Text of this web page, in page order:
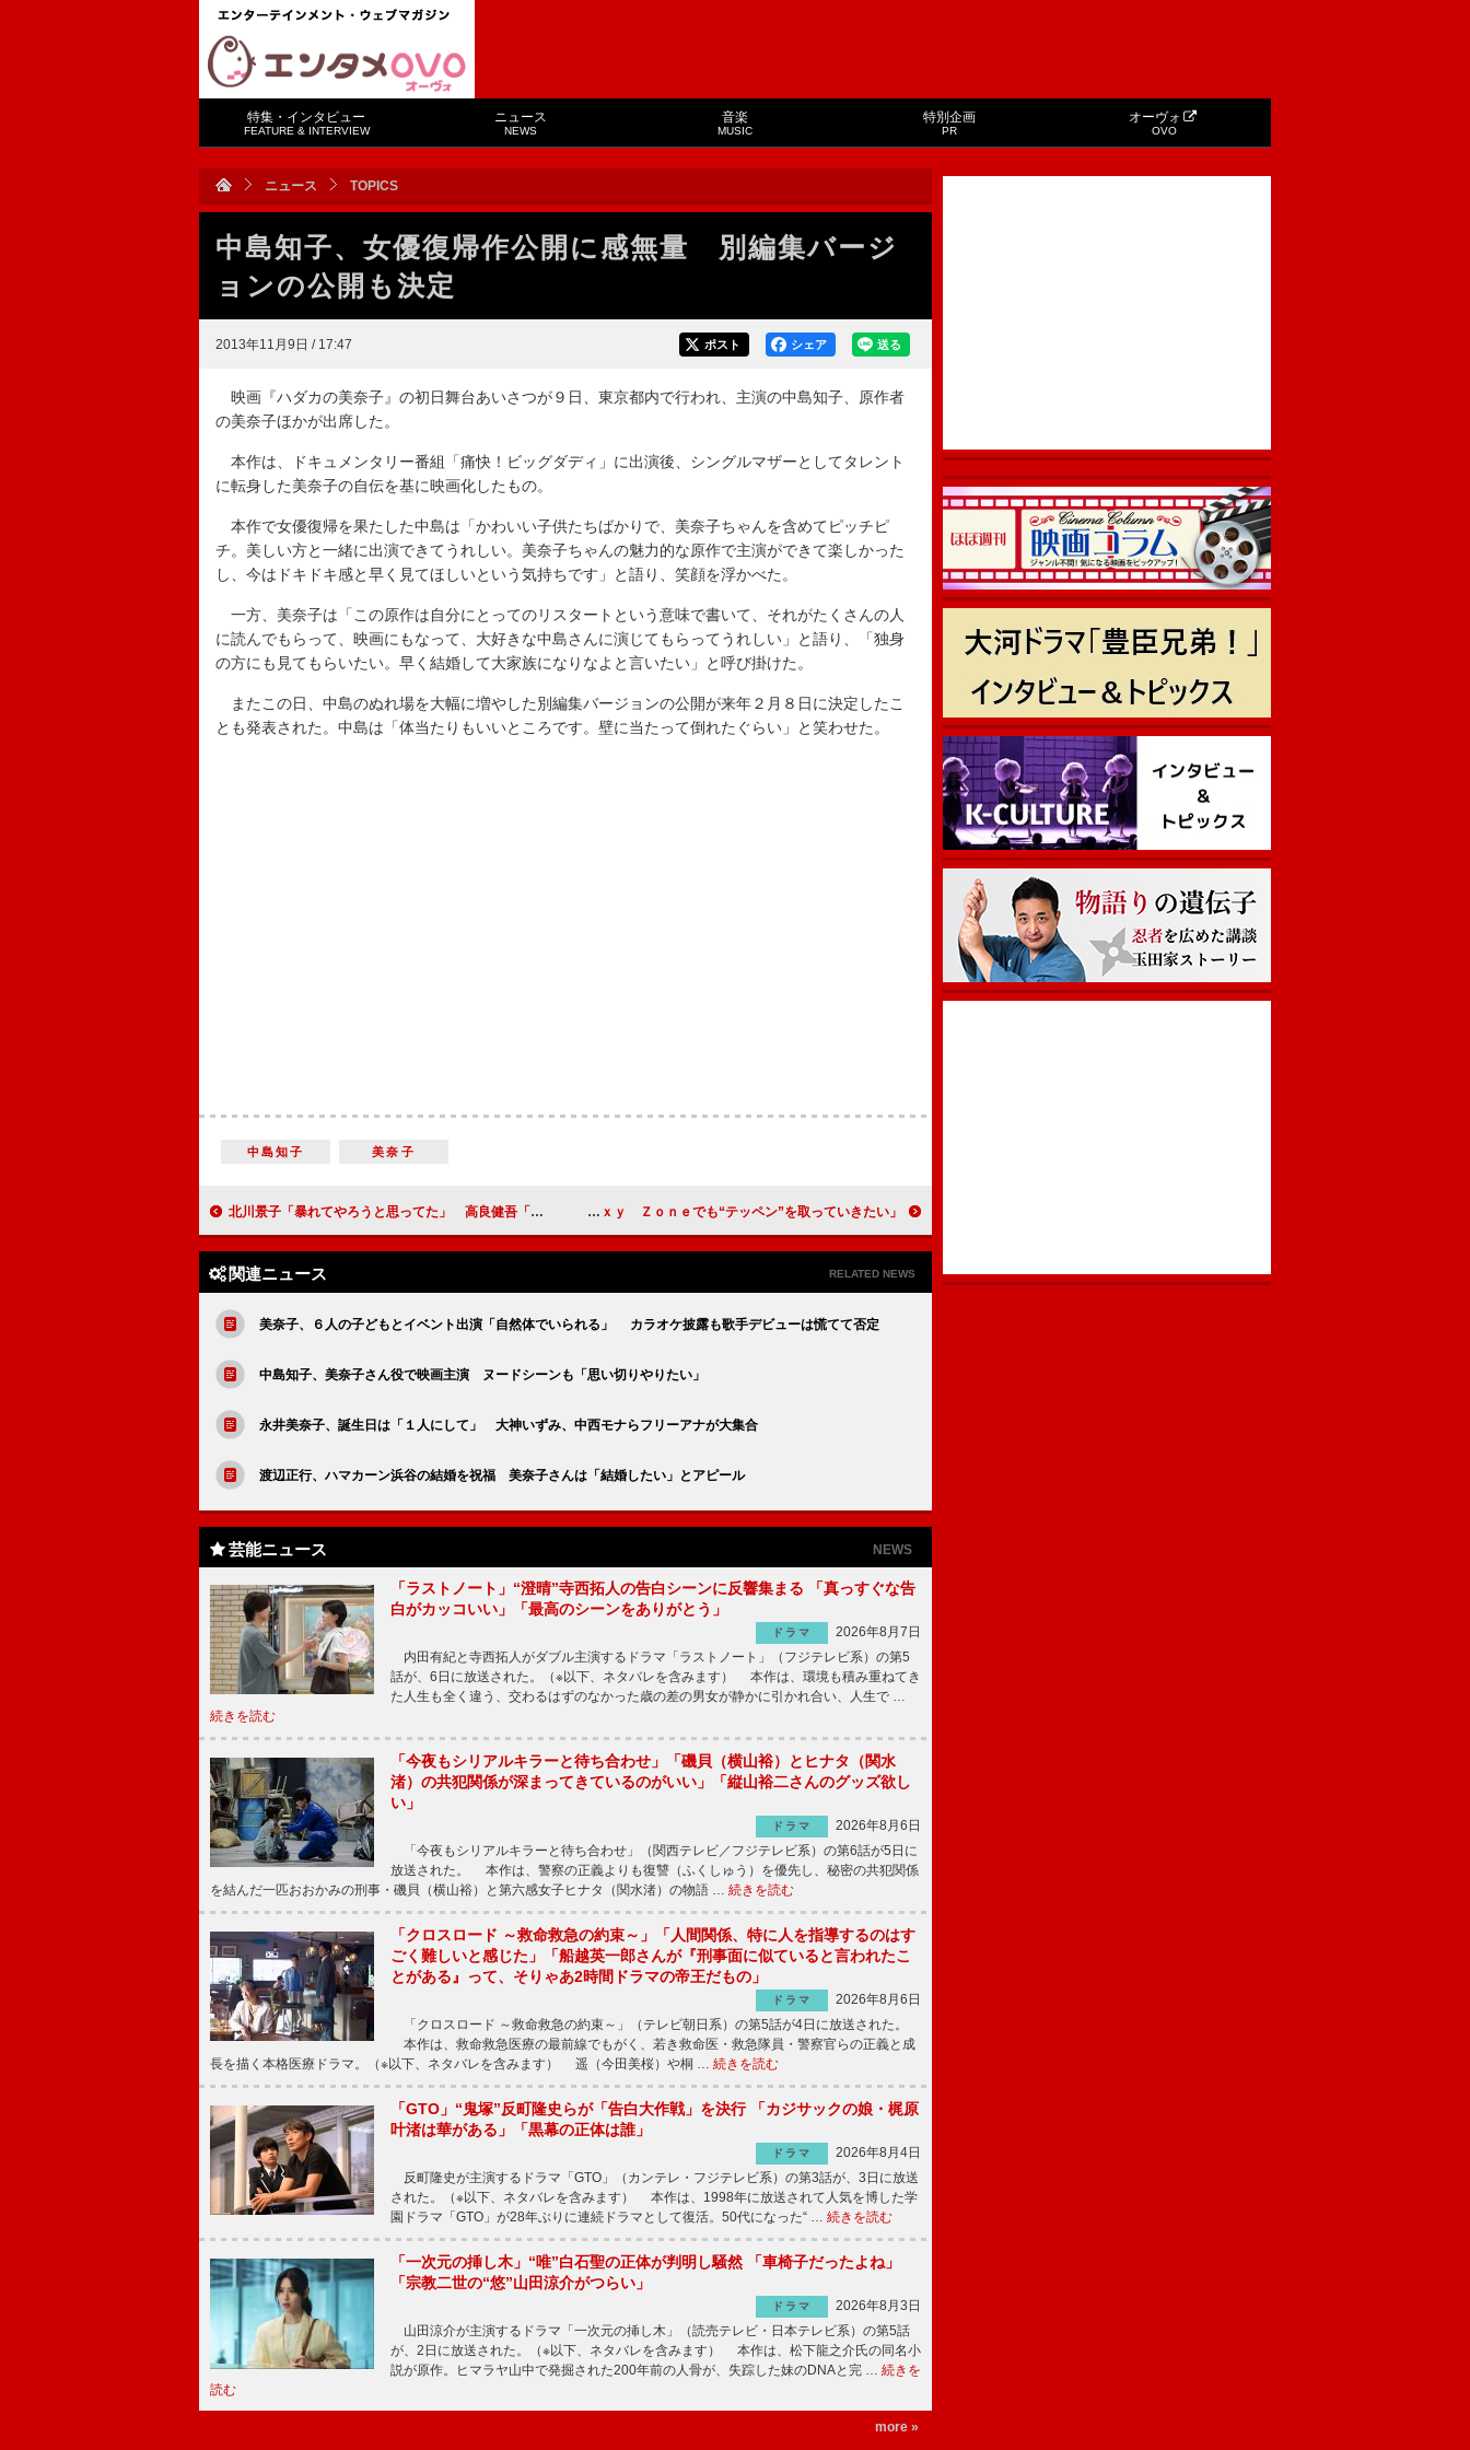
特集・インタビュー
FEATURE & INTERVIEW
ニュース
NEWS
音楽
MUSIC
特別企画
PR
オーヴォ
OVO
ニュース TOPICS
中島知子、女優復帰作公開に感無量 別編集バージ
ョンの公開も決定
2013年11月9日 / 17:47 送る
シェア
ポスト
映画『ハダカの美奈子』の初日舞台あいさつが９日、東京都内で行われ、主演の中島知子、原作者
の美奈子ほかが出席した。
本作は、ドキュメンタリー番組「痛快！ビッグダディ」に出演後、シングルマザーとしてタレント
に転身した美奈子の自伝を基に映画化したもの。
本作で女優復帰を果たした中島は「かわいい子供たちばかりで、美奈子ちゃんを含めてピッチピ
チ。美しい方と一緒に出演できてうれしい。美奈子ちゃんの魅力的な原作で主演ができて楽しかった
し、今はドキドキ感と早く見てほしいという気持ちです」と語り、笑顔を浮かべた。
一方、美奈子は「この原作は自分にとってのリスタートという意味で書いて、それがたくさんの人
に読んでもらって、映画にもなって、大好きな中島さんに演じてもらってうれしい」と語り、「独身
の方にも見てもらいたい。早く結婚して大家族になりなよと言いたい」と呼び掛けた。
またこの日、中島のぬれ場を大幅に増やした別編集バージョンの公開が来年２月８日に決定したこ
とも発表された。中島は「体当たりもいいところです。壁に当たって倒れたぐらい」と笑わせた。
中島知子 美奈子
北川景子「暴れてやろうと思ってた」 高良健吾「女性はやっぱり怖い」 中島健人、佐藤勝利と歓喜の抱擁 「Ｓｅｘｙ Ｚｏｎｅでも“テッペン”を取っていきたい」
関連ニュース RELATED NEWS
美奈子、６人の子どもとイベント出演「自然体でいられる」 カラオケ披露も歌手デビューは慌てて否定
中島知子、美奈子さん役で映画主演 ヌードシーンも「思い切りやりたい」
永井美奈子、誕生日は「１人にして」 大神いずみ、中西モナらフリーアナが大集合
渡辺正行、ハマカーン浜谷の結婚を祝福 美奈子さんは「結婚したい」とアピール
芸能ニュース NEWS
「ラストノート」“澄晴”寺西拓人の告白シーンに反響集まる 「真っすぐな告
白がカッコいい」「最高のシーンをありがとう」
ドラマ
2026年8月7日
内田有紀と寺西拓人がダブル主演するドラマ「ラストノート」（フジテレビ系）の第5
話が、6日に放送された。（※以下、ネタバレを含みます） 本作は、環境も積み重ねてき
た人生も全く違う、交わるはずのなかった歳の差の男女が静かに引かれ合い、人生で …
続きを読む
「今夜もシリアルキラーと待ち合わせ」「磯貝（横山裕）とヒナタ（関水
渚）の共犯関係が深まってきているのがいい」「縦山裕二さんのグッズ欲し
い」
ドラマ
2026年8月6日
「今夜もシリアルキラーと待ち合わせ」（関西テレビ／フジテレビ系）の第6話が5日に
放送された。 本作は、警察の正義よりも復讐（ふくしゅう）を優先し、秘密の共犯関係
を結んだ一匹おおかみの刑事・磯貝（横山裕）と第六感女子ヒナタ（関水渚）の物語 … 続きを読む
「クロスロード ～救命救急の約束～」「人間関係、特に人を指導するのはす
ごく難しいと感じた」「船越英一郎さんが『刑事面に似ていると言われたこ
とがある』って、そりゃあ2時間ドラマの帝王だもの」
ドラマ
2026年8月6日
「クロスロード ～救命救急の約束～」（テレビ朝日系）の第5話が4日に放送された。
本作は、救命救急医療の最前線でもがく、若き救命医・救急隊員・警察官らの正義と成
長を描く本格医療ドラマ。（※以下、ネタバレを含みます） 遥（今田美桜）や桐 … 続きを読む
「GTO」“鬼塚”反町隆史らが「告白大作戦」を決行 「カジサックの娘・梶原
叶渚は華がある」「黒幕の正体は誰」
ドラマ
2026年8月4日
反町隆史が主演するドラマ「GTO」（カンテレ・フジテレビ系）の第3話が、3日に放送
された。（※以下、ネタバレを含みます） 本作は、1998年に放送されて人気を博した学
園ドラマ「GTO」が28年ぶりに連続ドラマとして復活。50代になった“ … 続きを読む
「一次元の挿し木」“唯”白石聖の正体が判明し騒然 「車椅子だったよね」
「宗教二世の“悠”山田涼介がつらい」
ドラマ
2026年8月3日
山田涼介が主演するドラマ「一次元の挿し木」（読売テレビ・日本テレビ系）の第5話
が、2日に放送された。（※以下、ネタバレを含みます） 本作は、松下龍之介氏の同名小
説が原作。ヒマラヤ山中で発掘された200年前の人骨が、失踪した妹のDNAと完 … 続きを
読む
more »